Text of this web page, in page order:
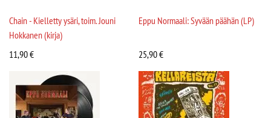
Chain - Kielletty ysäri, toim. Jouni
Hokkanen (kirja)
11,90€
Eppu Normaali: Syvään päähän (LP)
25,90€